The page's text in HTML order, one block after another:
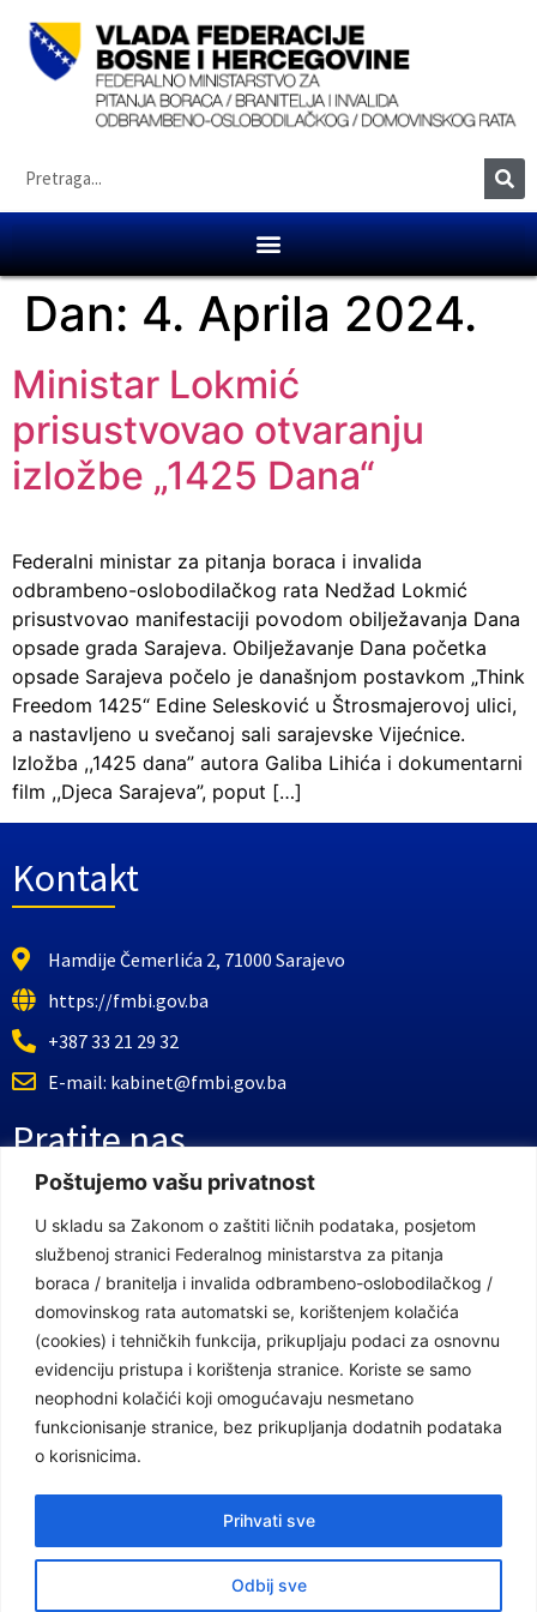
Poštujemo vašu privatnost
U skladu sa Zakonom o zaštiti ličnih podataka, posjetom
službenoj stranici Federalnog ministarstva za pitanja
boraca / branitelja i invalida odbrambeno-oslobodilačkog /
domovinskog rata automatski se, korištenjem kolačića
(cookies) i tehničkih funkcija, prikupljaju podaci za osnovnu
evidenciju pristupa i korištenja stranice. Koriste se samo
neophodni kolačići koji omogućavaju nesmetano
funkcionisanje stranice, bez prikupljanja dodatnih podataka
o korisnicima.
Odbij sve
Prihvati sve
Dan: 4. Aprila 2024.
Ministar Lokmić
prisustvovao otvaranju
izložbe „1425 Dana“
Federalni ministar za pitanja boraca i invalida
odbrambeno-oslobodilačkog rata Nedžad Lokmić
prisustvovao manifestaciji povodom obilježavanja Dana
opsade grada Sarajeva. Obilježavanje Dana početka
opsade Sarajeva počelo je današnjom postavkom „Think
Freedom 1425“ Edine Selesković u Štrosmajerovoj ulici,
a nastavljeno u svečanoj sali sarajevske Vijećnice.
Izložba ,,1425 dana” autora Galiba Lihića i dokumentarni
film ,,Djeca Sarajeva”, poput […]
Kontakt
Hamdije Čemerlića 2, 71000 Sarajevo
https://fmbi.gov.ba
+387 33 21 29 32
E-mail: kabinet@fmbi.gov.ba
Pratite nas
Facebook Stranica
Youtube Kanal
Linkovi
Vlada Federacije Bosne i Hercegovine
Federalno ministarstvo finansija
Federalno ministarstvo rada i socijalne politike
Federalno ministarstvo za pitanja boraca /branitelja i invalida odbrambeno-